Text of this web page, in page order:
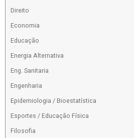
Direito
Economia
Educação
Energia Alternativa
Eng. Sanitaria
Engenharia
Epidemiologia / Bioestatística
Esportes / Educação Física
Filosofia